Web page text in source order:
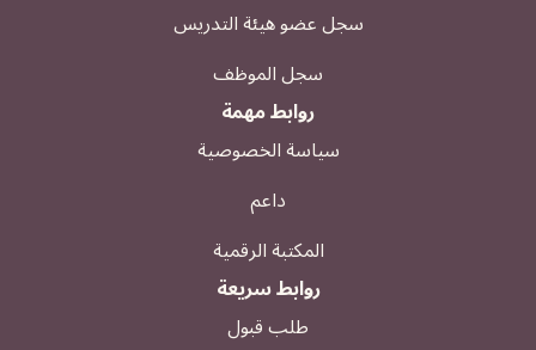
سجل عضو هيئة التدريس
سجل الموظف
روابط مهمة
سياسة الخصوصية
داعم
المكتبة الرقمية
روابط سريعة
طلب قبول